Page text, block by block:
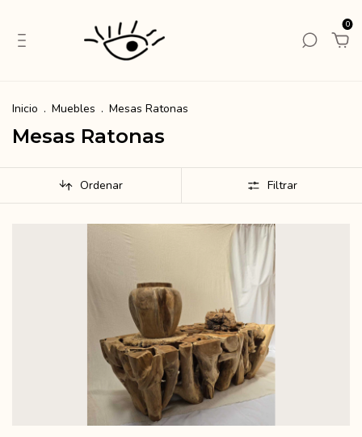
0
Inicio . Muebles . Mesas Ratonas
Mesas Ratonas
Ordenar Filtrar